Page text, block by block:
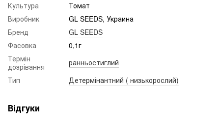
Культура
Томат
Виробник
GL SEEDS, Украина
Бренд
GL SEEDS
Фасовка
0,1г
Термін
дозрівання
ранньостиглий
Тип
Детермінантний ( низькорослий)
Відгуки